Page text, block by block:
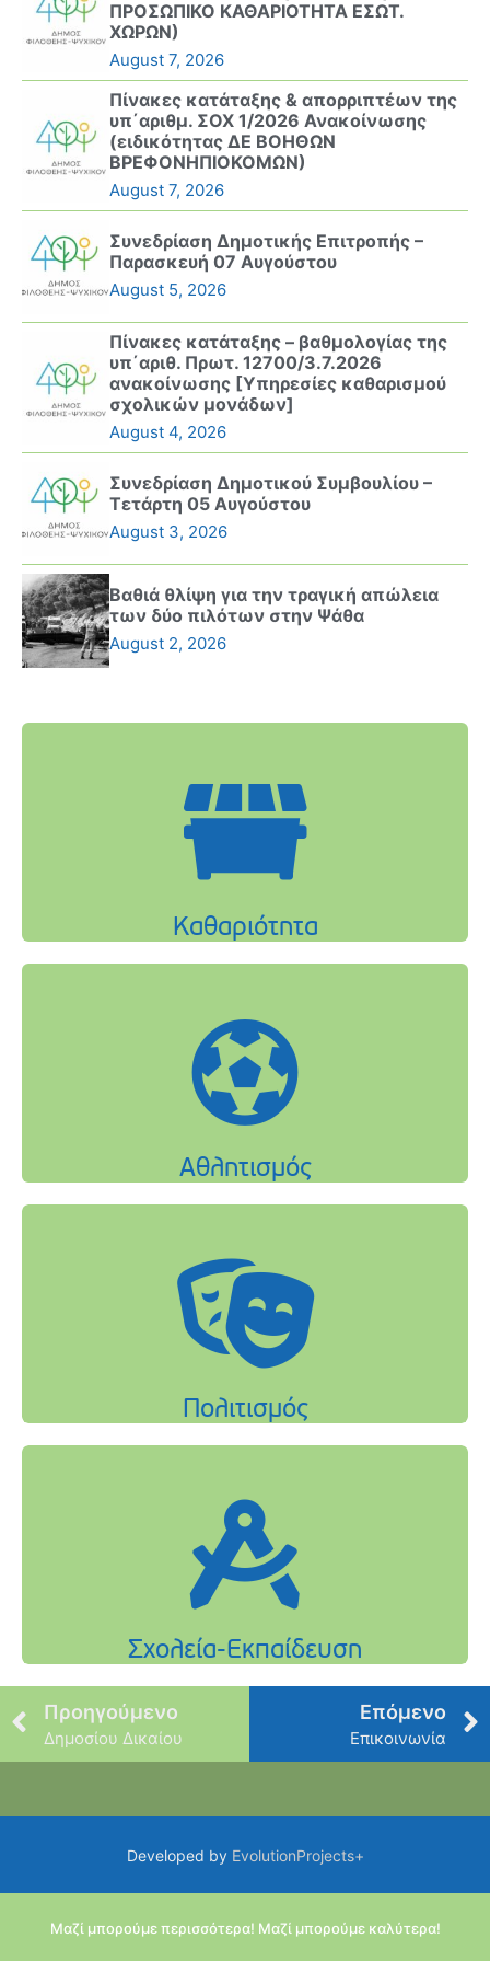
ΠΡΟΣΩΠΙΚΟ ΚΑΘΑΡΙΟΤΗΤΑ ΕΣΩΤ.
ΧΩΡΩΝ)
August 7, 2026
Πίνακες κατάταξης & απορριπτέων της
υπ΄αριθμ. ΣΟΧ 1/2026 Ανακοίνωσης
(ειδικότητας ΔΕ ΒΟΗΘΩΝ
ΒΡΕΦΟΝΗΠΙΟΚΟΜΩΝ)
August 7, 2026
Συνεδρίαση Δημοτικής Επιτροπής –
Παρασκευή 07 Αυγούστου
August 5, 2026
Πίνακες κατάταξης – βαθμολογίας της
υπ΄αριθ. Πρωτ. 12700/3.7.2026
ανακοίνωσης [Υπηρεσίες καθαρισμού
σχολικών μονάδων]
August 4, 2026
Συνεδρίαση Δημοτικού Συμβουλίου –
Τετάρτη 05 Αυγούστου
August 3, 2026
Βαθιά θλίψη για την τραγική απώλεια
των δύο πιλότων στην Ψάθα
August 2, 2026
Προηγούμενο
Δημοσίου Δικαίου
Επόμενο
Επικοινωνία
Developed by EvolutionProjects+
Μαζί μπορούμε περισσότερα! Μαζί μπορούμε καλύτερα!